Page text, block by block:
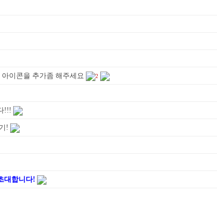
이콘을 추가좀 해주세요 2
!!!
!
대합니다!